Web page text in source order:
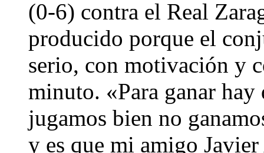
(0-6) contra el Real
producido porque el
serio, con motivación y
minuto. «Para ganar
jugamos bien no
y es que mi amigo